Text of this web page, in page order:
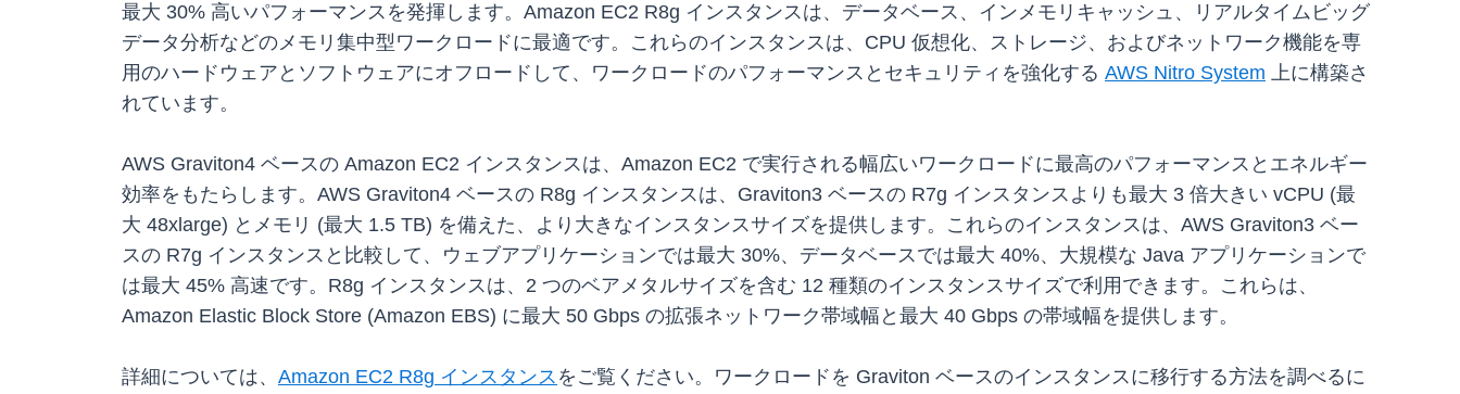
最大 30% 高いパフォーマンスを発揮します。Amazon EC2 R8g インスタンスは、データベース、インメモリキャッシュ、リアルタイムビッグ
データ分析などのメモリ集中型ワークロードに最適です。これらのインスタンスは、CPU 仮想化、ストレージ、およびネットワーク機能を専
用のハードウェアとソフトウェアにオフロードして、ワークロードのパフォーマンスとセキュリティを強化する AWS Nitro System 上に構築さ
れています。
AWS Graviton4 ベースの Amazon EC2 インスタンスは、Amazon EC2 で実行される幅広いワークロードに最高のパフォーマンスとエネルギー
効率をもたらします。AWS Graviton4 ベースの R8g インスタンスは、Graviton3 ベースの R7g インスタンスよりも最大 3 倍大きい vCPU (最
大 48xlarge) とメモリ (最大 1.5 TB) を備えた、より大きなインスタンスサイズを提供します。これらのインスタンスは、AWS Graviton3 ベー
スの R7g インスタンスと比較して、ウェブアプリケーションでは最大 30%、データベースでは最大 40%、大規模な Java アプリケーションで
は最大 45% 高速です。R8g インスタンスは、2 つのベアメタルサイズを含む 12 種類のインスタンスサイズで利用できます。これらは、
Amazon Elastic Block Store (Amazon EBS) に最大 50 Gbps の拡張ネットワーク帯域幅と最大 40 Gbps の帯域幅を提供します。
詳細については、 Amazon EC2 R8g インスタンス をご覧ください。ワークロードを Graviton ベースのインスタンスに移行する方法を調べるに